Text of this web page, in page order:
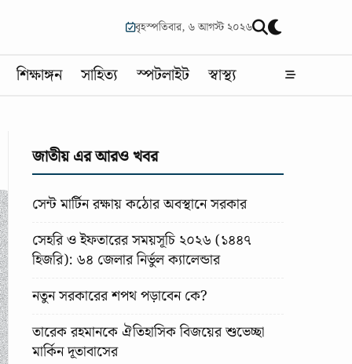
বৃহস্পতিবার, ৬ আগস্ট ২০২৬
শিক্ষাঙ্গন সাহিত্য স্পটলাইট স্বাস্থ্য
জাতীয় এর আরও খবর
সেন্ট মার্টিন রক্ষায় কঠোর অবস্থানে সরকার
সেহরি ও ইফতারের সময়সূচি ২০২৬ (১৪৪৭
হিজরি): ৬৪ জেলার নির্ভুল ক্যালেন্ডার
নতুন সরকারের শপথ পড়াবেন কে?
তারেক রহমানকে ঐতিহাসিক বিজয়ের শুভেচ্ছা
মার্কিন দূতাবাসের